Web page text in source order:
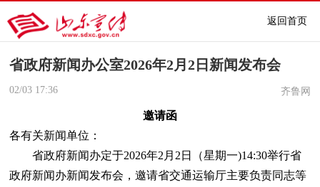
返回首页
省政府新闻办公室2026年2月2日新闻发布会
02/03 17:36 齐鲁网
邀请函
各有关新闻单位：
省政府新闻办定于2026年2月2日（星期一)14:30举行省
政府新闻办新闻发布会，邀请省交通运输厅主要负责同志等